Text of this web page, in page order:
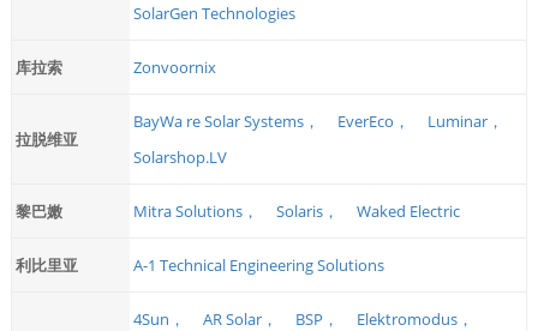
SolarGen Technologies
库拉索 Zonvoornix
拉脱维亚
BayWa re Solar Systems， EverEco，
Luminar，
Solarshop.LV
黎巴嫩 Mitra Solutions， Solaris， Waked Electric
利比里亚 A-1 Technical Engineering Solutions
4Sun， AR Solar， BSP，
Elektromodus，